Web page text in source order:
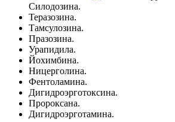
Силодозина.
Теразозина.
Тамсулозина.
Празозина.
Урапидила.
Йохимбина.
Ницерголина.
Фентоламина.
Дигидроэрготоксина.
Пророксана.
Дигидроэрготамина.